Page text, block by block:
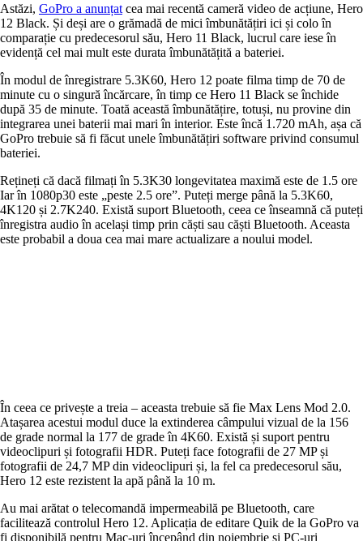
Astăzi, GoPro a anunțat cea mai recentă cameră video de acțiune, Hero
12 Black. Și deși are o grămadă de mici îmbunătățiri ici și colo în
comparație cu predecesorul său, Hero 11 Black, lucrul care iese în
evidență cel mai mult este durata îmbunătățită a bateriei.
În modul de înregistrare 5.3K60, Hero 12 poate filma timp de 70 de
minute cu o singură încărcare, în timp ce Hero 11 Black se închide
după 35 de minute. Toată această îmbunătățire, totuși, nu provine din
integrarea unei baterii mai mari în interior. Este încă 1.720 mAh, așa că
GoPro trebuie să fi făcut unele îmbunătățiri software privind consumul
bateriei.
Rețineți că dacă filmați în 5.3K30 longevitatea maximă este de 1.5 ore
Iar în 1080p30 este „peste 2.5 ore”. Puteți merge până la 5.3K60,
4K120 și 2.7K240. Există suport Bluetooth, ceea ce înseamnă că puteți
înregistra audio în același timp prin căști sau căști Bluetooth. Aceasta
este probabil a doua cea mai mare actualizare a noului model.
În ceea ce privește a treia – aceasta trebuie să fie Max Lens Mod 2.0.
Atașarea acestui modul duce la extinderea câmpului vizual de la 156
de grade normal la 177 de grade în 4K60. Există și suport pentru
videoclipuri și fotografii HDR. Puteți face fotografii de 27 MP și
fotografii de 24,7 MP din videoclipuri și, la fel ca predecesorul său,
Hero 12 este rezistent la apă până la 10 m.
Au mai arătat o telecomandă impermeabilă pe Bluetooth, care
facilitează controlul Hero 12. Aplicația de editare Quik de la GoPro va
fi disponibilă pentru Mac-uri începând din noiembrie și PC-uri